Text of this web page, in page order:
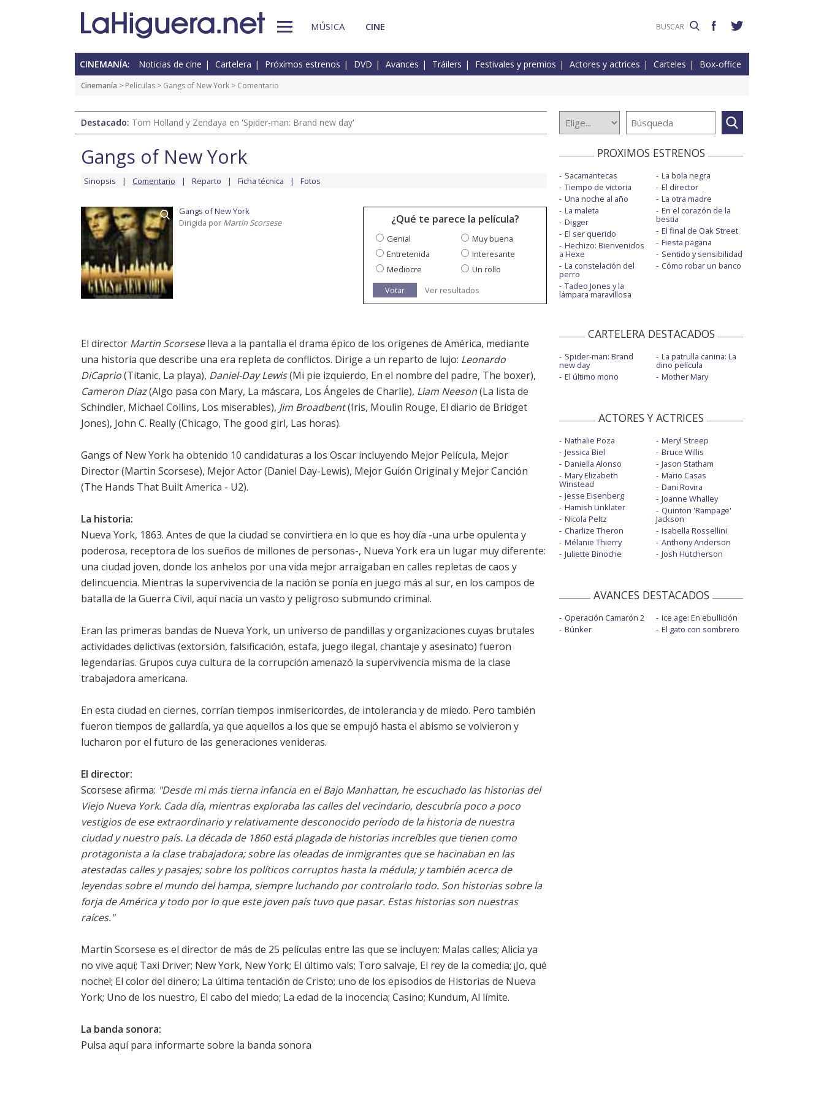
MÚSICA CINE
CINEMANÍA: Noticias de cine Cartelera Próximos estrenos DVD Avances Tráilers Festivales y premios Actores y actrices Carteles Box-office
Cinemanía > Películas > Gangs of New York > Comentario
Destacado: Tom Holland y Zendaya en 'Spider-man: Brand new day'
Gangs of New York
Sinopsis Comentario Reparto Ficha técnica Fotos
Gangs of New York
Dirigida por Martin Scorsese ¿Qué te parece la película?
Genial
Muy buena
Entretenida
Interesante
Mediocre
Un rollo
Votar
Ver resultados
El director Martin Scorseselleva a la pantalla el drama épico de los orígenes de América, mediante
una historia que describe una era repleta de conflictos. Dirige a un reparto de lujo: Leonardo
DiCaprio(Titanic, La playa), Daniel-Day Lewis(Mi pie izquierdo, En el nombre del padre, The boxer),
Cameron Diaz(Algo pasa con Mary, La máscara, Los Ángeles de Charlie), Liam Neeson(La lista de
Schindler, Michael Collins, Los miserables), Jim Broadbent(Iris, Moulin Rouge, El diario de Bridget
Jones), John C. Really (Chicago, The good girl, Las horas).
Gangs of New York ha obtenido 10 candidaturas a los Oscar incluyendo Mejor Película, Mejor
Director (Martin Scorsese), Mejor Actor (Daniel Day-Lewis), Mejor Guión Original y Mejor Canción
(The Hands That Built America - U2).
La historia:
Nueva York, 1863. Antes de que la ciudad se convirtiera en lo que es hoy día -una urbe opulenta y
poderosa, receptora de los sueños de millones de personas-, Nueva York era un lugar muy diferente:
una ciudad joven, donde los anhelos por una vida mejor arraigaban en calles repletas de caos y
delincuencia. Mientras la supervivencia de la nación se ponía en juego más al sur, en los campos de
batalla de la Guerra Civil, aquí nacía un vasto y peligroso submundo criminal.
Eran las primeras bandas de Nueva York, un universo de pandillas y organizaciones cuyas brutales
actividades delictivas (extorsión, falsificación, estafa, juego ilegal, chantaje y asesinato) fueron
legendarias. Grupos cuya cultura de la corrupción amenazó la supervivencia misma de la clase
trabajadora americana.
En esta ciudad en ciernes, corrían tiempos inmisericordes, de intolerancia y de miedo. Pero también
fueron tiempos de gallardía, ya que aquellos a los que se empujó hasta el abismo se volvieron y
lucharon por el futuro de las generaciones venideras.
El director:
Scorsese afirma: "Desde mi más tierna infancia en el Bajo Manhattan, he escuchado las historias del
Viejo Nueva York. Cada día, mientras exploraba las calles del vecindario, descubría poco a poco
vestigios de ese extraordinario y relativamente desconocido período de la historia de nuestra
ciudad y nuestro país. La década de 1860 está plagada de historias increíbles que tienen como
protagonista a la clase trabajadora; sobre las oleadas de inmigrantes que se hacinaban en las
atestadas calles y pasajes; sobre los políticos corruptos hasta la médula; y también acerca de
leyendas sobre el mundo del hampa, siempre luchando por controlarlo todo. Son historias sobre la
forja de América y todo por lo que este joven país tuvo que pasar. Estas historias son nuestras
raíces."
Martin Scorsese es el director de más de 25 películas entre las que se incluyen: Malas calles; Alicia ya
no vive aquí; Taxi Driver; New York, New York; El último vals; Toro salvaje, El rey de la comedia; ¡Jo, qué
noche!; El color del dinero; La última tentación de Cristo; uno de los episodios de Historias de Nueva
York; Uno de los nuestro, El cabo del miedo; La edad de la inocencia; Casino; Kundum, Al límite.
La banda sonora:
Pulsa aquí para informarte sobre la banda sonora
PROXIMOS ESTRENOS
Sacamantecas
Tiempo de victoria
Una noche al año
La maleta
Digger
El ser querido
Hechizo: Bienvenidos
a Hexe
La constelación del
perro
Tadeo Jones y la
lámpara maravillosa
La bola negra
El director
La otra madre
En el corazón de la
bestia
El final de Oak Street
Fiesta pagäna
Sentido y sensibilidad
Cómo robar un banco
CARTELERA DESTACADOS
Spider-man: Brand
new day
El último mono
La patrulla canina: La
dino película
Mother Mary
ACTORES Y ACTRICES
Nathalie Poza
Jessica Biel
Daniella Alonso
Mary Elizabeth
Winstead
Jesse Eisenberg
Hamish Linklater
Nicola Peltz
Charlize Theron
Mélanie Thierry
Juliette Binoche
Meryl Streep
Bruce Willis
Jason Statham
Mario Casas
Dani Rovira
Joanne Whalley
Quinton 'Rampage'
Jackson
Isabella Rossellini
Anthony Anderson
Josh Hutcherson
AVANCES DESTACADOS
Operación Camarón 2
Búnker
Ice age: En ebullición
El gato con sombrero